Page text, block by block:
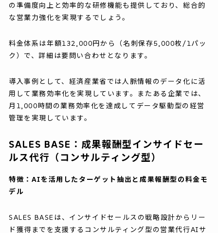
の準備度向上と効率的な研修機能も提供しており、総合的
な営業力強化を実現するでしょう。
料金体系は年額132,000円から（名刺保存5,000枚/1パッ
ク）で、詳細は要問い合わせとなります。
導入事例として、経済産業省では人脈情報のデータ化に活
用して業務効率化を実現しています。またある企業では、
月1,000時間の業務効率化を達成してデータ駆動型の経営
管理を実現しています。
SALES BASE：成果報酬型インサイドセー
ルス代行（コンサルティング型）
特徴：AIを活用したターゲット抽出と成果報酬型の料金モ
デル
SALES BASEは、インサイドセールスの戦略設計からリー
ド獲得までを支援するコンサルティング型の営業代行AIサ